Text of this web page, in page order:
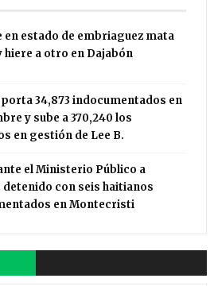
en estado de embriaguez mata
hiere a otro en Dajabón
34,873 indocumentados en
y sube a 370,240 los
en gestión de Lee B.
el Ministerio Público a
con seis haitianos
en Montecristi